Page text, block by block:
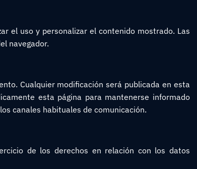
el uso y personalizar el contenido mostrado. Las
navegador.
Cualquier modificación será publicada en esta
esta página para mantenerse informado
canales habituales de comunicación.
de los derechos en relación con los datos